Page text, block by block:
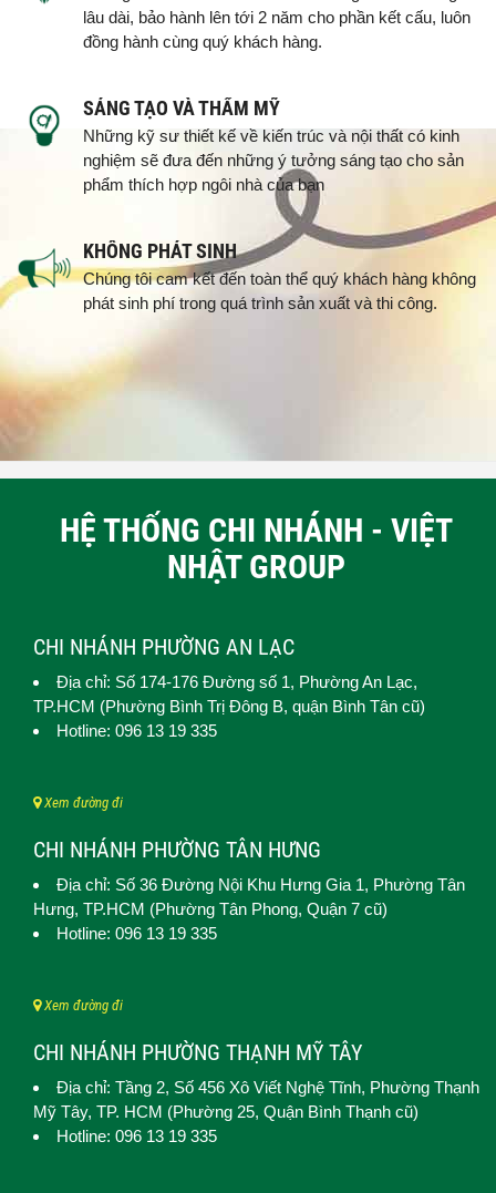
lâu dài, bảo hành lên tới 2 năm cho phần kết cấu, luôn
đồng hành cùng quý khách hàng.
SÁNG TẠO VÀ THẨM MỸ
Những kỹ sư thiết kế về kiến trúc và nội thất có kinh
nghiệm sẽ đưa đến những ý tưởng sáng tạo cho sản
phẩm thích hợp ngôi nhà của bạn
KHÔNG PHÁT SINH
Chúng tôi cam kết đến toàn thể quý khách hàng không
phát sinh phí trong quá trình sản xuất và thi công.
HỆ THỐNG CHI NHÁNH - VIỆT
NHẬT GROUP
CHI NHÁNH PHƯỜNG AN LẠC
Địa chỉ: Số 174-176 Đường số 1, Phường An Lạc,
TP.HCM (Phường Bình Trị Đông B, quận Bình Tân cũ)
Hotline: 096 13 19 335
Xem đường đi
CHI NHÁNH PHƯỜNG TÂN HƯNG
Địa chỉ: Số 36 Đường Nội Khu Hưng Gia 1, Phường Tân
Hưng, TP.HCM (Phường Tân Phong, Quận 7 cũ)
Hotline: 096 13 19 335
Xem đường đi
CHI NHÁNH PHƯỜNG THẠNH MỸ TÂY
Địa chỉ: Tầng 2, Số 456 Xô Viết Nghệ Tĩnh, Phường Thạnh
Mỹ Tây, TP. HCM (Phường 25, Quận Bình Thạnh cũ)
Hotline: 096 13 19 335